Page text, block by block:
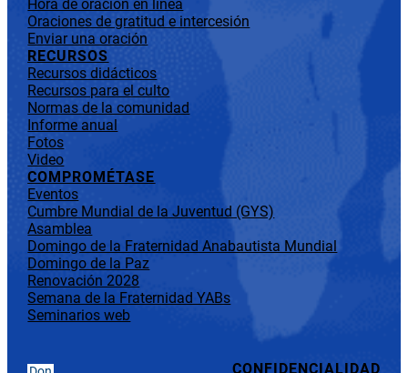
Hora de oración en línea
Oraciones de gratitud e intercesión
Enviar una oración
RECURSOS
Recursos didácticos
Recursos para el culto
Normas de la comunidad
Informe anual
Fotos
Video
COMPROMÉTASE
Eventos
Cumbre Mundial de la Juventud (GYS)
Asamblea
Domingo de la Fraternidad Anabautista Mundial
Domingo de la Paz
Renovación 2028
Semana de la Fraternidad YABs
Seminarios web
CONFIDENCIALIDAD